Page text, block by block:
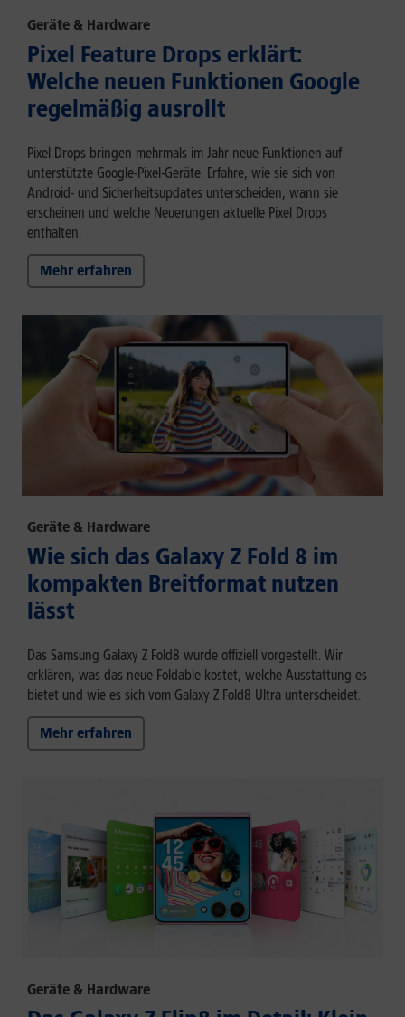
Geräte & Hardware
Pixel Feature Drops erklärt:
Welche neuen Funktionen Google
regelmäßig ausrollt
Pixel Drops bringen mehrmals im Jahr neue Funktionen auf
unterstützte Google-Pixel-Geräte. Erfahre, wie sie sich von
Android- und Sicherheitsupdates unterscheiden, wann sie
erscheinen und welche Neuerungen aktuelle Pixel Drops
enthalten.
Mehr erfahren
Geräte & Hardware
Wie sich das Galaxy Z Fold 8 im
kompakten Breitformat nutzen
lässt
Das Samsung Galaxy Z Fold8 wurde offiziell vorgestellt. Wir
erklären, was das neue Foldable kostet, welche Ausstattung es
bietet und wie es sich vom Galaxy Z Fold8 Ultra unterscheidet.
Mehr erfahren
Geräte & Hardware